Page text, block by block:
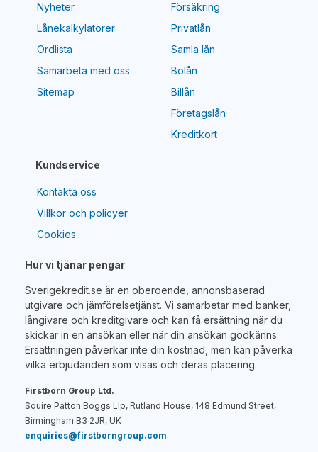
Nyheter
Lånekalkylatorer
Ordlista
Samarbeta med oss
Sitemap
Kundservice
Kontakta oss
Villkor och policyer
Cookies
Försäkring
Privatlån
Samla lån
Bolån
Billån
Företagslån
Kreditkort
Hur vi tjänar pengar
Sverigekredit.se är en oberoende, annonsbaserad
utgivare och jämförelsetjänst. Vi samarbetar med banker,
långivare och kreditgivare och kan få ersättning när du
skickar in en ansökan eller när din ansökan godkänns.
Ersättningen påverkar inte din kostnad, men kan påverka
vilka erbjudanden som visas och deras placering.
Firstborn Group Ltd.
Squire Patton Boggs Llp, Rutland House, 148 Edmund Street,
Birmingham B3 2JR, UK
enquiries@firstborngroup.com